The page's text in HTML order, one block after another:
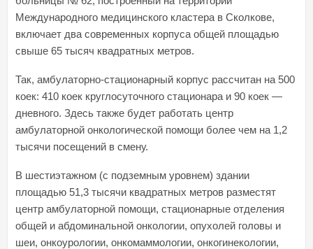
Международного медицинского кластера в Сколкове,
включает два современных корпуса общей площадью
свыше 65 тысяч квадратных метров.
Так, амбулаторно-стационарный корпус рассчитан на 500
коек: 410 коек круглосуточного стационара и 90 коек —
дневного. Здесь также будет работать центр
амбулаторной онкологической помощи более чем на 1,2
тысячи посещений в смену.
В шестиэтажном (с подземным уровнем) здании
площадью 51,3 тысячи квадратных метров разместят
центр амбулаторной помощи, стационарные отделения
общей и абдоминальной онкологии, опухолей головы и
шеи, онкоурологии, онкомаммологии, онкогинекологии,